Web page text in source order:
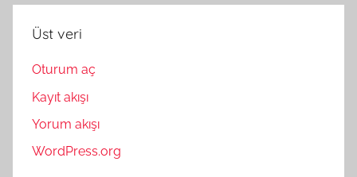
Üst veri
Oturum aç
Kayıt akışı
Yorum akışı
WordPress.org